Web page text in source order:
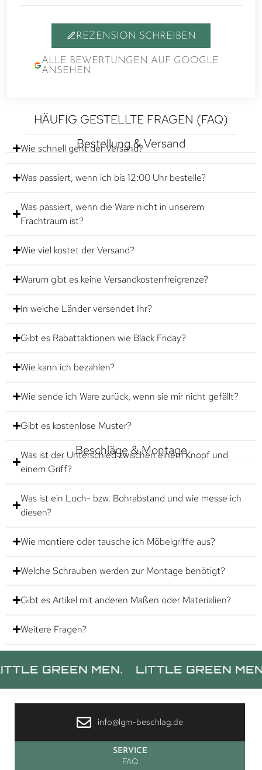
REZENSION SCHREIBEN
ALLE BEWERTUNGEN AUF GOOGLE
ANSEHEN
HÄUFIG GESTELLTE FRAGEN (FAQ)
Bestellung & Versand
Wie schnell geht der Versand?
Was passiert, wenn ich bis 12:00 Uhr bestelle?
Was passiert, wenn die Ware nicht in unserem
Frachtraum ist?
Wie viel kostet der Versand?
Warum gibt es keine Versandkostenfreigrenze?
In welche Länder versendet Ihr?
Gibt es Rabattaktionen wie Black Friday?
Wie kann ich bezahlen?
Wie sende ich Ware zurück, wenn sie mir nicht gefällt?
Gibt es kostenlose Muster?
Beschläge & Montage
Was ist der Unterschied zwischen einem Knopf und
einem Griff?
Was ist ein Loch- bzw. Bohrabstand und wie messe ich
diesen?
Wie montiere oder tausche ich Möbelgriffe aus?
Welche Schrauben werden zur Montage benötigt?
Gibt es Artikel mit anderen Maßen oder Materialien?
Weitere Fragen?
MEN. LITTLE GREEN MEN.
info@lgm-beschlag.de
SERVICE
FAQ